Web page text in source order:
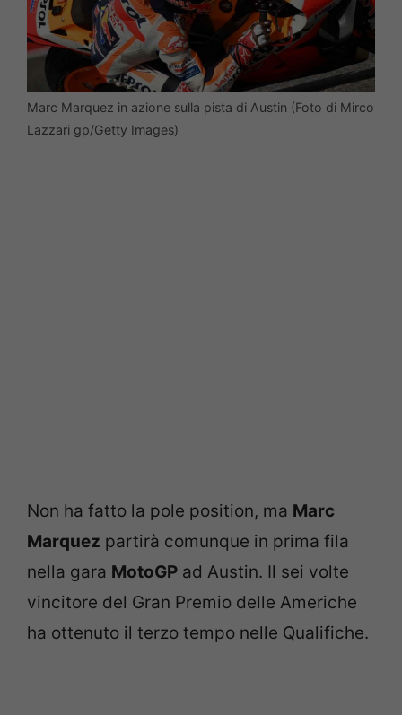
Marc Marquez in azione sulla pista di Austin (Foto di Mirco
Lazzari gp/Getty Images)
Non ha fatto la pole position, ma Marc
Marquez partirà comunque in prima fila
nella gara MotoGP ad Austin. Il sei volte
vincitore del Gran Premio delle Americhe
ha ottenuto il terzo tempo nelle Qualifiche.